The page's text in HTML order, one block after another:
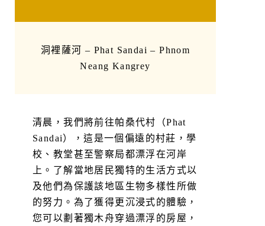
洞裡薩河 – Phat Sandai – Phnom
Neang Kangrey
清晨，我們將前往帕桑代村（Phat
Sandai），這是一個偏遠的村莊，學
校、教堂甚至警察局都漂浮在河岸
上。了解當地居民獨特的生活方式以
及他們為保護該地區生物多樣性所做
的努力。為了獲得更沉浸式的體驗，
您可以劃著獨木舟穿過漂浮的房屋，